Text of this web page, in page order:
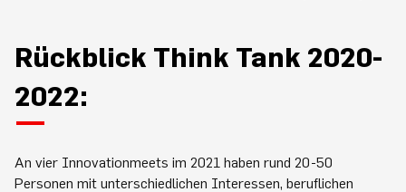
Rückblick Think Tank 2020-
2022:
An vier Innovationmeets im 2021 haben rund 20-50
Personen mit unterschiedlichen Interessen, beruflichen